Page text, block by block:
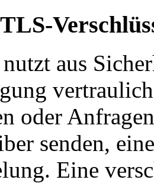
aus
oder
senden,
Eine